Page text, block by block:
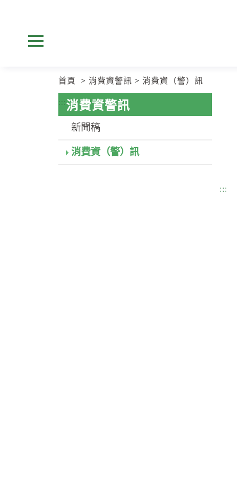
展開選單
首頁 消費資警訊 消費資（警）訊
:::消費資警訊
新聞稿
消費資（警）訊
:::